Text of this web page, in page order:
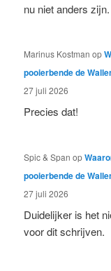
nu niet anders
Marinus Kostman op
pooierbende de
27 juli 2026
Precies dat!
Spic & Span op
pooierbende de
27 juli 2026
Duidelijker is het
voor dit schrijven.